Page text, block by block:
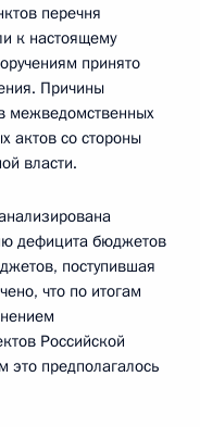
перечня
к настоящему
принято
Причины
межведомственных
актов со стороны
власти.
дефицита бюджетов
поступившая
что по итогам
Российской
это предполагалось